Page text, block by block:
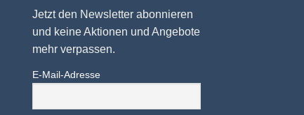
Jetzt den Newsletter abonnieren
und keine Aktionen und Angebote
mehr verpassen.
E-Mail-Adresse